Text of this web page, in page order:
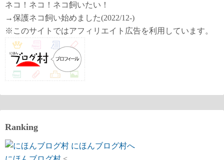
ネコ！ネコ！ネコ飼いたい！
→保護ネコ飼い始めました(2022/12-)
※このサイトではアフィリエイト広告を利用しています。
Ranking